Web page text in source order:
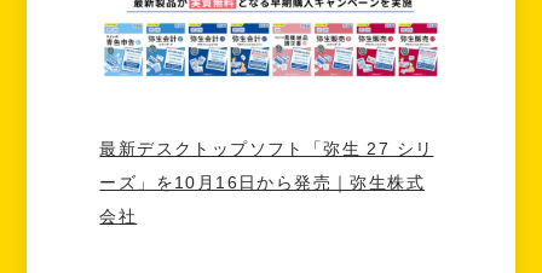
最新デスクトップソフト「弥生 27 シリ
ーズ」を10月16日から発売｜弥生株式
会社